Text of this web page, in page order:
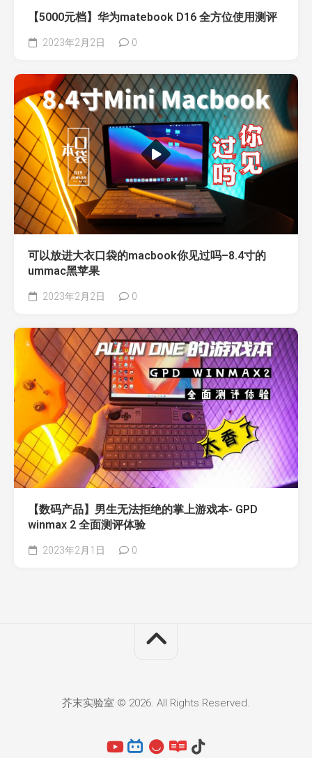
【5000元档】华为matebook D16 全方位使用测评
2023年2月2日 0
可以放进大衣口袋的macbook你见过吗–8.4寸的
ummac黑苹果
2023年2月2日 0
【数码产品】男生无法拒绝的掌上游戏本- GPD
winmax 2 全面测评体验
2023年2月1日 0
芥末实验室 © 2026. All Rights Reserved.